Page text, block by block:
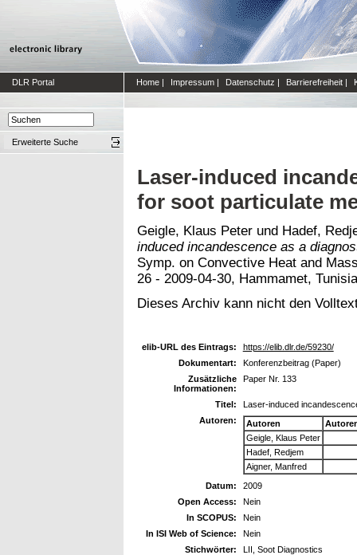
DLR Portal Home | Impressum | Datenschutz | Barrierefreiheit |
Erweiterte Suche
Laser-induced
for soot particulate
Geigle, Klaus Peter und Hadef,
induced incandescence as a
Symp. on Convective Heat and
26 - 2009-04-30, Hammamet,
Dieses Archiv kann nicht den
elib-URL des Eintrags:
https://elib.dlr.de/59230/
Dokumentart:
Konferenzbeitrag (Paper)
Zusätzliche
Informationen:
Paper Nr. 133
Titel:
Laser-induced
Autoren:
Autoren
Geigle, Klaus Peter
Hadef, Redjem
Aigner, Manfred
Datum:
2009
Open Access:
Nein
In SCOPUS:
Nein
In ISI Web of Science:
Nein
Stichwörter:
LII, Soot Diagnostics